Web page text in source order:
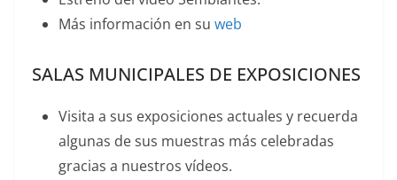
Más información en su web
SALAS MUNICIPALES DE EXPOSICIONES
Visita a sus exposiciones actuales y recuerda
algunas de sus muestras más celebradas
gracias a nuestros vídeos.